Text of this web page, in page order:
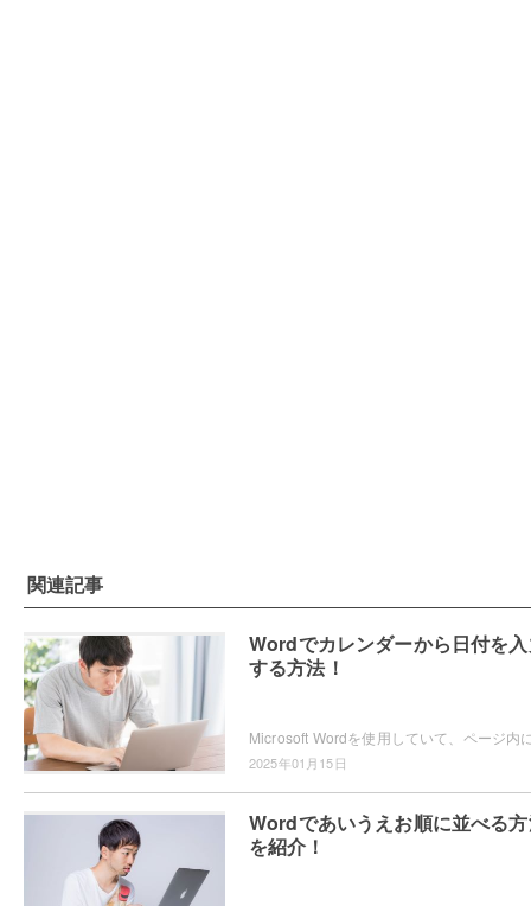
関連記事
Wordでカレンダーから日付を
する方法！
2025年01月15日
Wordであいうえお順に並べる
を紹介！